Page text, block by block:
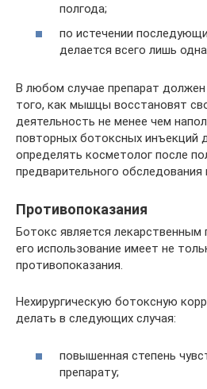
полгода;
по истечении
делается всего лишь
В любом случае препарат
того, как мышцы восстановят
деятельность не менее чем
повторных ботоксных инъекций
определять косметолог после
предварительного обследования
Противопоказания
Ботокс является лекарственным
его использование имеет не
противопоказания.
Нехирургическую ботоксную
делать в следующих случая:
повышенная степень
препарату;